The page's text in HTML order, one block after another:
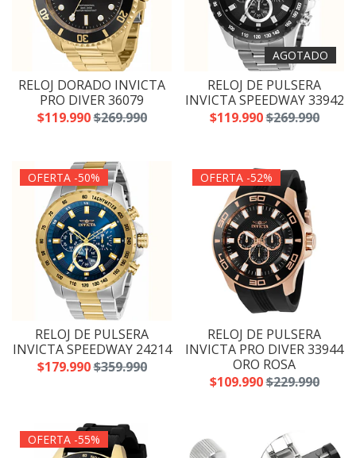
RELOJ DORADO INVICTA
PRO DIVER 36079
$119.990$269.990
AGOTADO
RELOJ DE PULSERA
INVICTA SPEEDWAY 33942
$119.990$269.990
OFERTA -50%
RELOJ DE PULSERA
INVICTA SPEEDWAY 24214
$179.990$359.990
OFERTA -52%
RELOJ DE PULSERA
INVICTA PRO DIVER 33944
ORO ROSA
$109.990$229.990
OFERTA -55%